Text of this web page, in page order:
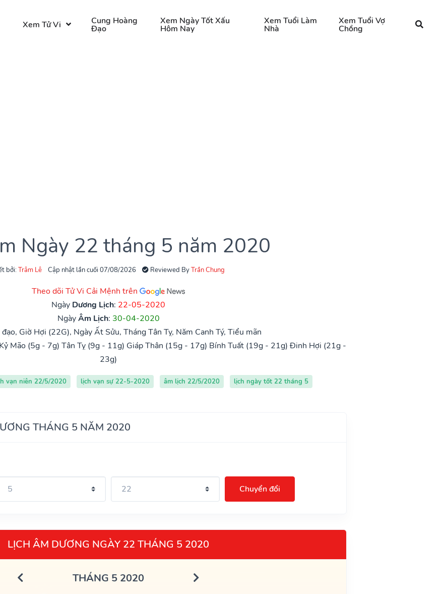
Xem Tử Vi Cung Hoàng
Đạo
Xem Ngày Tốt Xấu
Hôm Nay
Xem Tuổi Làm
Nhà
Xem Tuổi Vợ
Chồng
Ngày 22 tháng 5 năm 2020
bởi: Trâm Lê Cập nhật lần cuối 07/08/2026 Reviewed ByTrần Chung
Theo dõi Tử Vi Cải Mệnh trên
Ngày Dương Lịch: 22-05-2020
NgàyÂm Lịch: 30-04-2020
Giờ Hợi (22G), Ngày Ất Sửu, Tháng Tân Tỵ, Năm Canh Tý, Tiểu mãn
Kỷ Mão (5g - 7g) Tân Tỵ (9g - 11g) Giáp Thân (15g - 17g) Bính Tuất (19g - 21g) Đinh Hợi (21g -
23g)
vạn niên 22/5/2020 lịch vạn sự 22-5-2020 âm lịch 22/5/2020 lịch ngày tốt 22 tháng 5
THÁNG 5 NĂM 2020
Chuyển đổi
LỊCH ÂM DƯƠNG NGÀY 22 THÁNG 5 2020
THÁNG 5 2020